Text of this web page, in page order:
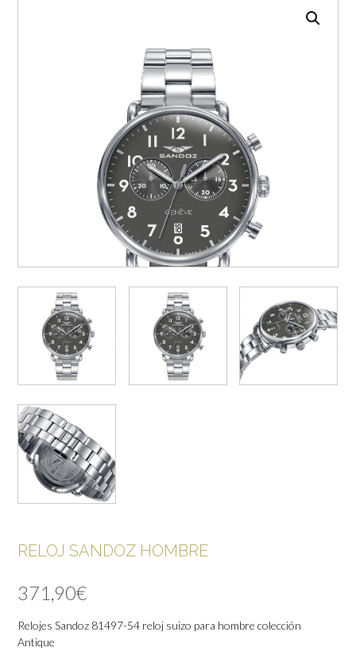
RELOJ SANDOZ HOMBRE
371,90€
Relojes Sandoz 81497-54 reloj suizo para hombre colección
Antique